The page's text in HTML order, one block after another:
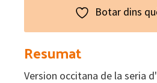
Botar dins
Resumat
Version occitana de la seria